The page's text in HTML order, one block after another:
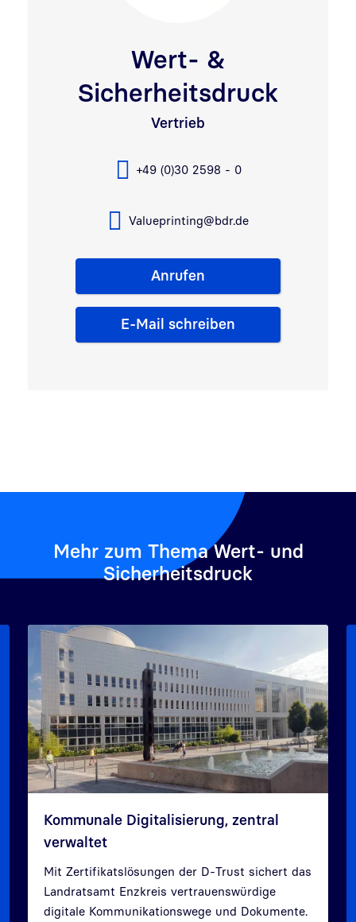
Wert- &
Sicherheitsdruck
Vertrieb
+49 (0)30 2598 - 0
Valueprinting@bdr.de
Anrufen
E-Mail schreiben
Mehr zum Thema Wert- und
Sicherheitsdruck
Kommunale Digitalisierung, zentral
verwaltet
Mit Zertifikatslösungen der D-Trust sichert das
Landratsamt Enzkreis vertrauenswürdige
digitale Kommunikationswege und Dokumente.